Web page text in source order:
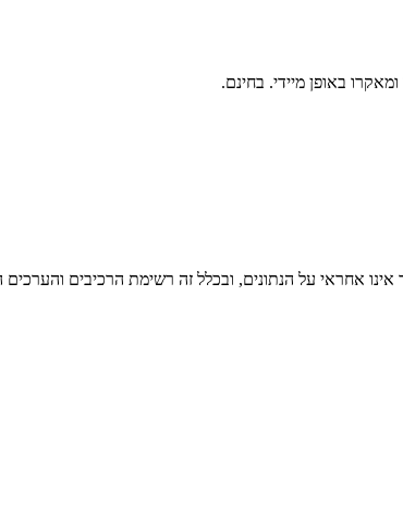
אחראי על הנתונים, ובכלל זה רשימת הרכיבים והערכים